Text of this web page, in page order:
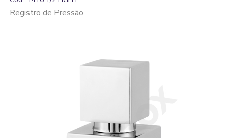
Registro de Pressão